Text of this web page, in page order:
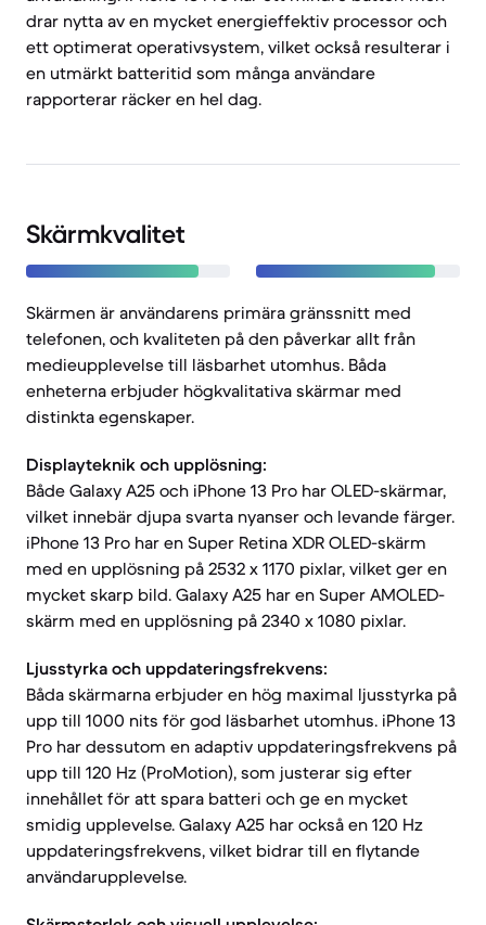
drar nytta av en mycket energieffektiv processor och
ett optimerat operativsystem, vilket också resulterar i
en utmärkt batteritid som många användare
rapporterar räcker en hel dag.
Skärmkvalitet
Skärmen är användarens primära gränssnitt med
telefonen, och kvaliteten på den påverkar allt från
medieupplevelse till läsbarhet utomhus. Båda
enheterna erbjuder högkvalitativa skärmar med
distinkta egenskaper.
Displayteknik och upplösning:
Både Galaxy A25 och iPhone 13 Pro har OLED-skärmar,
vilket innebär djupa svarta nyanser och levande färger.
iPhone 13 Pro har en Super Retina XDR OLED-skärm
med en upplösning på 2532 x 1170 pixlar, vilket ger en
mycket skarp bild. Galaxy A25 har en Super AMOLED-
skärm med en upplösning på 2340 x 1080 pixlar.
Ljusstyrka och uppdateringsfrekvens:
Båda skärmarna erbjuder en hög maximal ljusstyrka på
upp till 1000 nits för god läsbarhet utomhus. iPhone 13
Pro har dessutom en adaptiv uppdateringsfrekvens på
upp till 120 Hz (ProMotion), som justerar sig efter
innehållet för att spara batteri och ge en mycket
smidig upplevelse. Galaxy A25 har också en 120 Hz
uppdateringsfrekvens, vilket bidrar till en flytande
användarupplevelse.